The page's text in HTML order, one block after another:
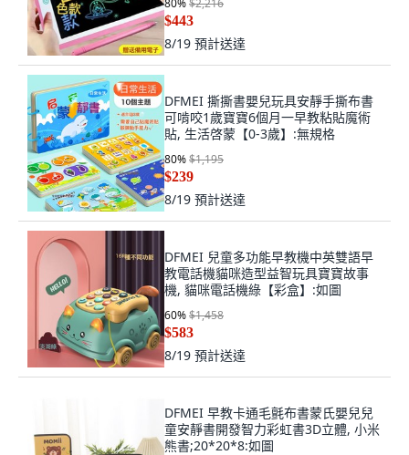
80%$2,216
$443
8/19 預計送達
DFMEI 撕撕書嬰兒玩具安靜手撕布書
可啃咬1歲寶寶6個月一早教粘貼魔術
貼, 生活啓蒙【0-3歲】:無規格
80%$1,195
$239
8/19 預計送達
DFMEI 兒童多功能早教機中英雙語早
教電話機貓咪造型益智玩具寶寶故事
機, 貓咪電話機綠【彩盒】:如圖
60%$1,458
$583
8/19 預計送達
DFMEI 早教卡通毛氈布書蒙氏嬰兒兒
童安靜書開發智力彩虹書3D立體, 小米
熊書;20*20*8:如圖